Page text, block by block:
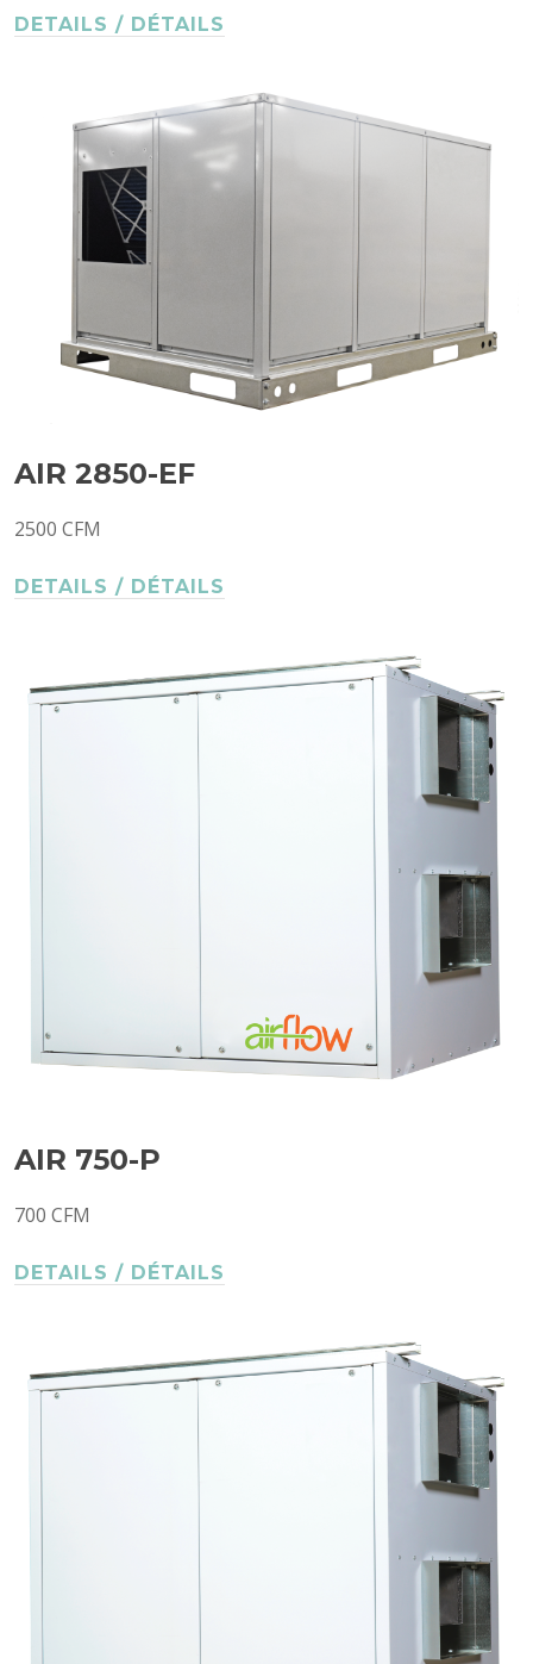
DETAILS / DÉTAILS
AIR 2850-EF
2500 CFM
DETAILS / DÉTAILS
AIR 750-P
700 CFM
DETAILS / DÉTAILS